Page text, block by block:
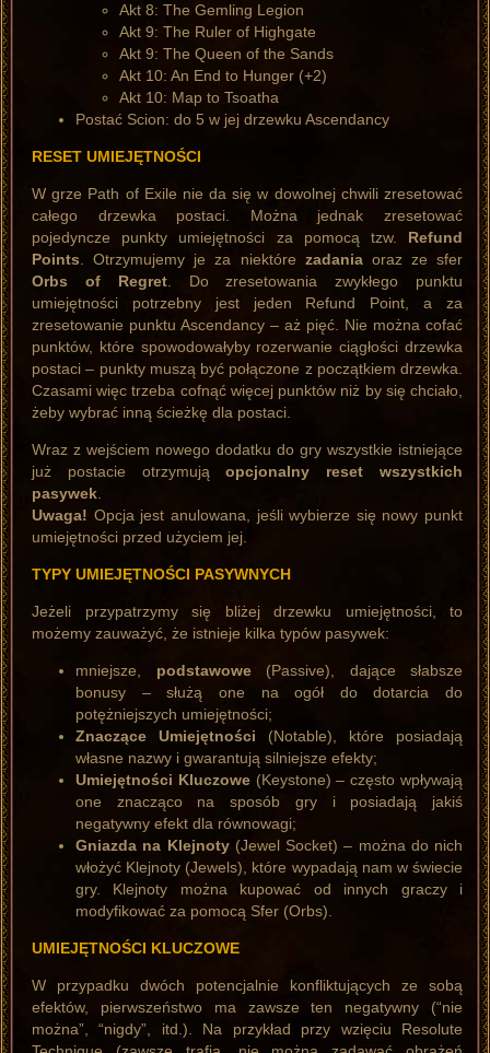
Akt 8: The Gemling Legion
Akt 9: The Ruler of Highgate
Akt 9: The Queen of the Sands
Akt 10: An End to Hunger (+2)
Akt 10: Map to Tsoatha
Postać Scion: do 5 w jej drzewku Ascendancy
RESET UMIEJĘTNOŚCI
W grze Path of Exile nie da się w dowolnej chwili zresetować
całego drzewka postaci. Można jednak zresetować
pojedyncze punkty umiejętności za pomocą tzw. Refund
Points. Otrzymujemy je za niektóre zadaniaoraz ze sfer
Orbs of Regret. Do zresetowania zwykłego punktu
umiejętności potrzebny jest jeden Refund Point, a za
zresetowanie punktu Ascendancy – aż pięć. Nie można cofać
punktów, które spowodowałyby rozerwanie ciągłości drzewka
postaci – punkty muszą być połączone z początkiem drzewka.
Czasami więc trzeba cofnąć więcej punktów niż by się chciało,
żeby wybrać inną ścieżkę dla postaci.
Wraz z wejściem nowego dodatku do gry wszystkie istniejące
już postacie otrzymująopcjonalny reset wszystkich
pasywek.
Uwaga! Opcja jest anulowana, jeśli wybierze się nowy punkt
umiejętności przed użyciem jej.
TYPY UMIEJĘTNOŚCI PASYWNYCH
Jeżeli przypatrzymy się bliżej drzewku umiejętności, to
możemy zauważyć, że istnieje kilka typów pasywek:
mniejsze, podstawowe(Passive), dające słabsze
bonusy – służą one na ogół do dotarcia do
potężniejszych umiejętności;
Znaczące Umiejętności (Notable), które posiadają
własne nazwy i gwarantują silniejsze efekty;
Umiejętności Kluczowe(Keystone) – często wpływają
one znacząco na sposób gry i posiadają jakiś
negatywny efekt dla równowagi;
Gniazda na Klejnoty(Jewel Socket) – można do nich
włożyć Klejnoty (Jewels), które wypadają nam w świecie
gry. Klejnoty można kupować od innych graczy i
modyfikować za pomocą Sfer (Orbs).
UMIEJĘTNOŚCI KLUCZOWE
W przypadku dwóch potencjalnie konfliktujących ze sobą
efektów, pierwszeństwo ma zawsze ten negatywny (“nie
można”, “nigdy”, itd.). Na przykład przy wzięciu Resolute